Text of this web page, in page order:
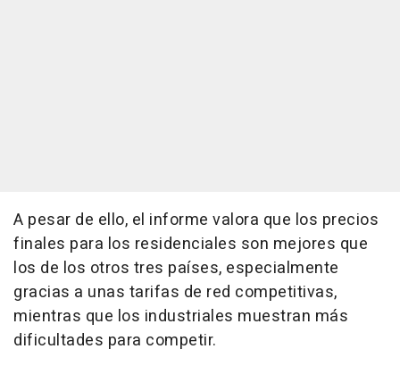
A pesar de ello, el informe valora que los precios
finales para los residenciales son mejores que
los de los otros tres países, especialmente
gracias a unas tarifas de red competitivas,
mientras que los industriales muestran más
dificultades para competir.